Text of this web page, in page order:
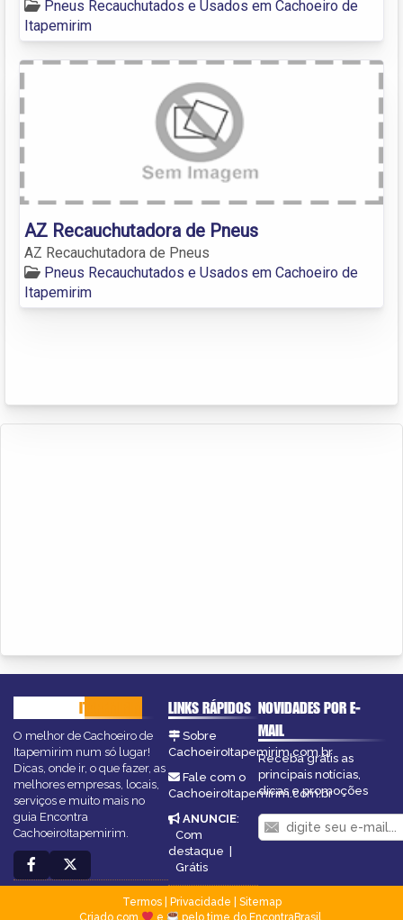
Pneus Recauchutados e Usados em Cachoeiro de
Itapemirim
AZ Recauchutadora de Pneus
AZ Recauchutadora de Pneus
Pneus Recauchutados e Usados em Cachoeiro de
Itapemirim
ITAPEMIRIM
O melhor de Cachoeiro de
Itapemirim num só lugar!
Dicas, onde ir, o que fazer, as
melhores empresas, locais,
serviços e muito mais no
guia Encontra
CachoeiroItapemirim.
LINKS RÁPIDOS
Sobre
CachoeiroItapemirim.com.br
Fale com o
CachoeiroItapemirim.com.br
ANUNCIE:
Com
destaque |
Grátis
NOVIDADES POR E-
MAIL
Receba grátis as
principais notícias,
dicas e promoções
Termos| Privacidade
Sitemap
Criado com
e pelo time do EncontraBrasil